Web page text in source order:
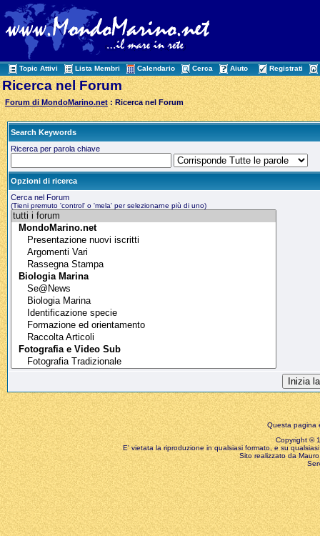
Topic Attivi Lista Membri Calendario Cerca Aiuto Registrati
Ricerca nel Forum
Forum di MondoMarino.net : Ricerca nel Forum
Search Keywords
Ricerca per parola chiave
Opzioni di ricerca
Cerca nel Forum
(Tieni premuto 'control' o 'mela' per selezionarne più di uno)
Questa pagina
Copyright ©
E' vietata la riproduzione in qualsiasi formato, e su
Sito realizzato da